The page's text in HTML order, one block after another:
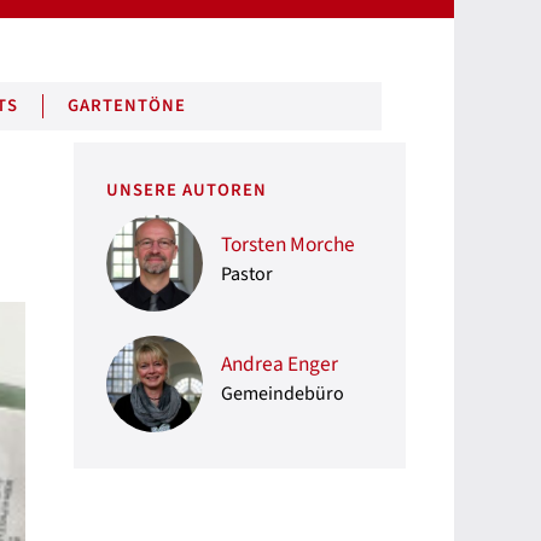
GARTENTÖNE
UNSERE AUTOREN
Torsten Morche
Pastor
Andrea Enger
Gemeindebüro